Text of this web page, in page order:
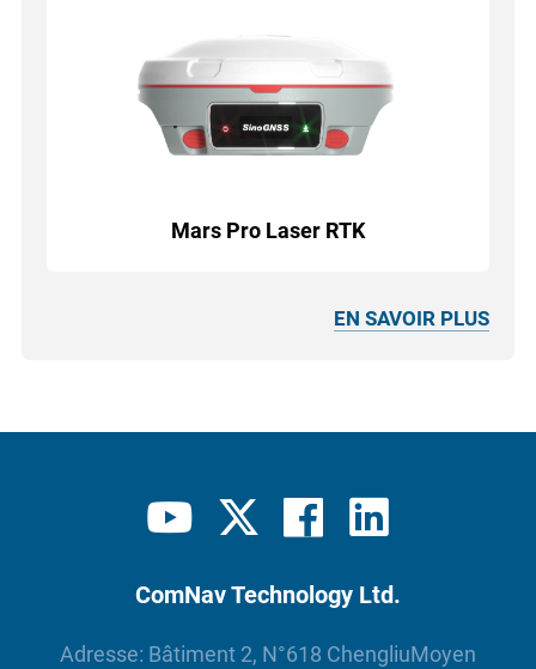
Mars Pro Laser RTK
EN SAVOIR PLUS
ComNav Technology Ltd.
Adresse: Bâtiment 2, N°618 ChengliuMoyen